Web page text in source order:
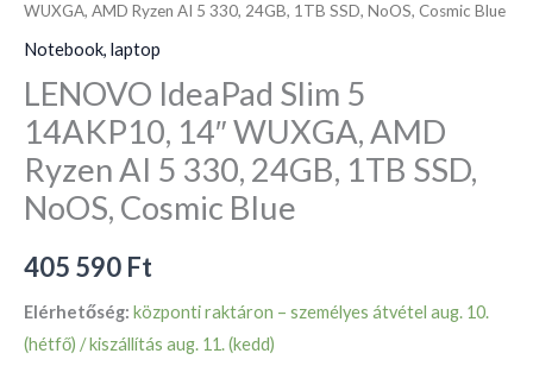
WUXGA, AMD Ryzen AI 5 330, 24GB, 1TB SSD, NoOS, Cosmic Blue
Notebook, laptop
LENOVO IdeaPad Slim 5
14AKP10, 14″ WUXGA, AMD
Ryzen AI 5 330, 24GB, 1TB SSD,
NoOS, Cosmic Blue
405 590 Ft
Elérhetőség: központi raktáron – személyes átvétel aug. 10.
(hétfő) / kiszállítás aug. 11. (kedd)